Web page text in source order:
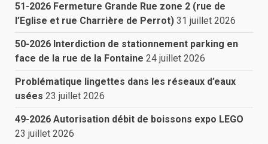
51-2026 Fermeture Grande Rue zone 2 (rue de
l’Eglise et rue Charrière de Perrot) 31 juillet 2026
50-2026 Interdiction de stationnement parking en
face de la rue de la Fontaine 24 juillet 2026
Problématique lingettes dans les réseaux d’eaux
usées 23 juillet 2026
49-2026 Autorisation débit de boissons expo LEGO
23 juillet 2026